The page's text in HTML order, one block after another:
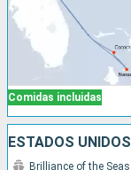
Comidas incluidas
ESTADOS
Brilliance of the Seas